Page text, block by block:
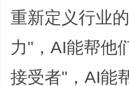
重新定义行业
力"，AI能帮他
接受者"，AI能